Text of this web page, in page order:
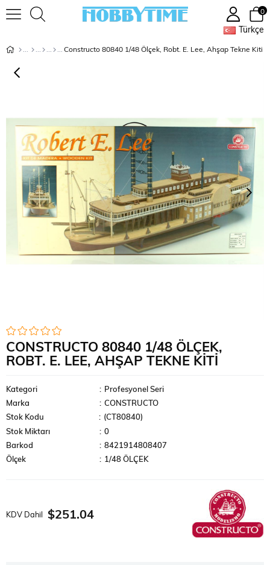
Türkçe
0
Constructo 80840 1/48 Ölçek, Robt. E. Lee, Ahşap Tekne Kiti
CONSTRUCTO 80840 1/48 ÖLÇEK,
ROBT. E. LEE, AHŞAP TEKNE KITI
Kategori : Profesyonel Seri
Marka
: CONSTRUCTO
Stok Kodu
(CT80840)
Stok Miktarı
: 0
Barkod
: 8421914808407
Ölçek
: 1/48 ÖLÇEK
KDV Dahil $251.04